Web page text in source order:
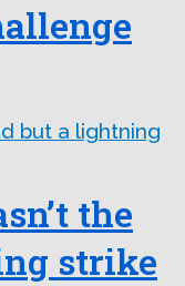
the
strike